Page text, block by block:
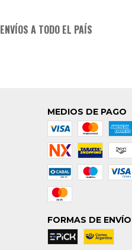
ENVÍOS A TODO EL PAÍS
MEDIOS DE PAGO
FORMAS DE ENVÍO